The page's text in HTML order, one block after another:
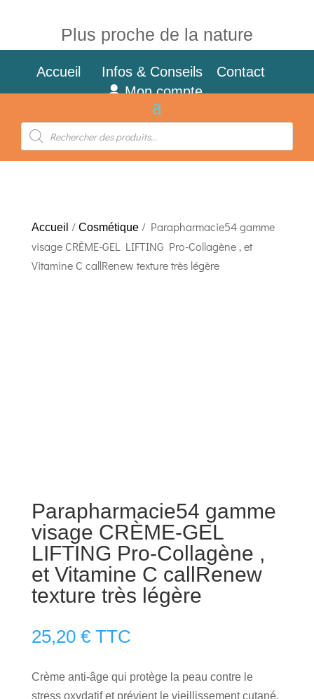
Plus proche de la nature
Accueil Infos & Conseils
Contact
Mon compte
Recherche
produits
Accueil / Cosmétique/ Parapharmacie54 gamme
visage CRÈME-GEL LIFTING Pro-Collagène , et
Vitamine C callRenew texture très légère
Parapharmacie54 gamme
visage CRÈME-GEL
LIFTING Pro-Collagène ,
et Vitamine C callRenew
texture très légère
25,20 € TTC
​Crème anti-âge qui protège la peau contre le
stress oxydatif et prévient le vieillissement cutané.